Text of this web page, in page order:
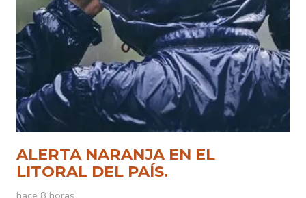
ALERTA NARANJA EN EL
LITORAL DEL PAÍS.
hace 8 horas